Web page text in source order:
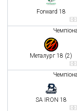
Forward 18
Металург 18 (2)
SA IRON 18